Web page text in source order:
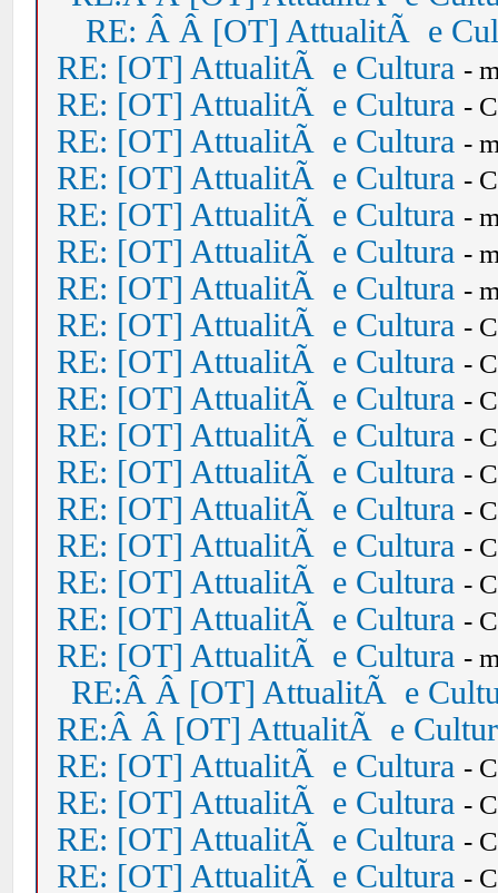
RE: Â Â [OT] AttualitÃ e
RE: [OT] AttualitÃ e Cultura -
RE: [OT] AttualitÃ e Cultura -
RE: [OT] AttualitÃ e Cultura -
RE: [OT] AttualitÃ e Cultura -
RE: [OT] AttualitÃ e Cultura -
RE: [OT] AttualitÃ e Cultura -
RE: [OT] AttualitÃ e Cultura -
RE: [OT] AttualitÃ e Cultura -
RE: [OT] AttualitÃ e Cultura -
RE: [OT] AttualitÃ e Cultura -
RE: [OT] AttualitÃ e Cultura -
RE: [OT] AttualitÃ e Cultura -
RE: [OT] AttualitÃ e Cultura -
RE: [OT] AttualitÃ e Cultura -
RE: [OT] AttualitÃ e Cultura -
RE: [OT] AttualitÃ e Cultura -
RE: [OT] AttualitÃ e Cultura -
RE:Â Â [OT] AttualitÃ e
RE:Â Â [OT] AttualitÃ e
RE: [OT] AttualitÃ e Cultura -
RE: [OT] AttualitÃ e Cultura -
RE: [OT] AttualitÃ e Cultura -
RE: [OT] AttualitÃ e Cultura -